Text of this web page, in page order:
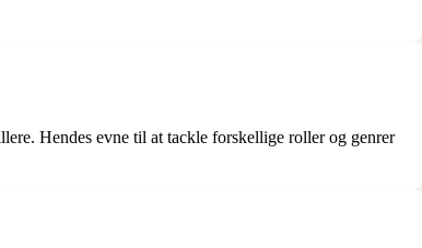
Hendes evne til at tackle forskellige roller og genrer